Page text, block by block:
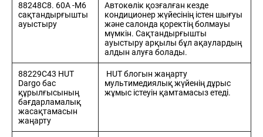
88248С8. 60А -M6
сақтандырғышты
ауыстыру
Автокөлік қозғалған кезде
кондиционер жүйесінің істен шығуы
және салонда қоректің болмауы
мүмкін. Сақтандырғышты
ауыстыру арқылы бұл ақаулардың
алдын алуға болады.
88229C43 HUT
Dargo бас
құрылғысының
бағдарламалық
жасақтамасын
жаңарту
HUT блогын жаңарту
мультимедиялық жүйенің дұрыс
жұмыс істеуін қамтамасыз етеді.